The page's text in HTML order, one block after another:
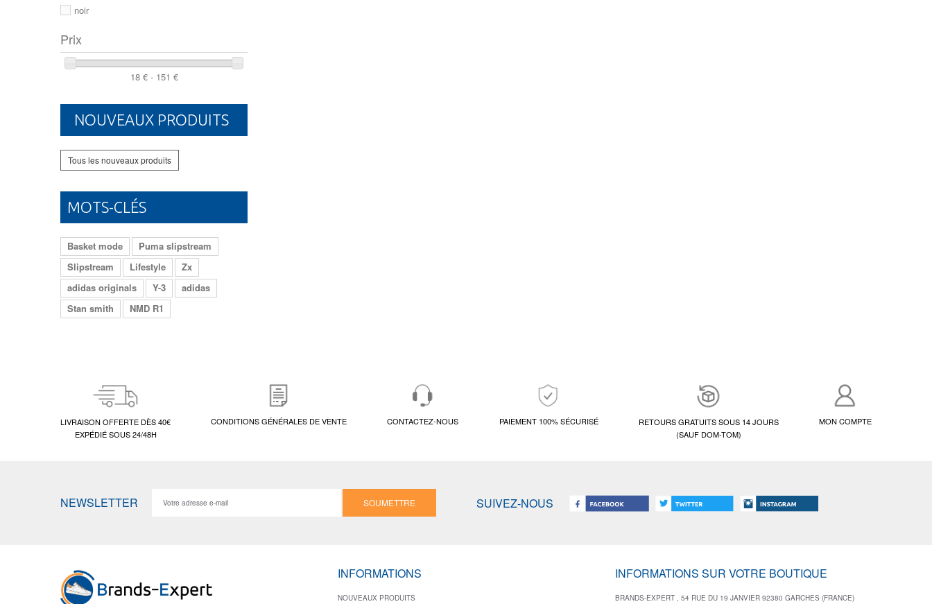
noir
Prix
18 € - 151 €
NOUVEAUX PRODUITS
Tous les nouveaux produits
MOTS-CLÉS
Basket mode
Puma slipstream
Slipstream
Lifestyle
Zx
adidas originals
Y-3
adidas
Stan smith
NMD R1
LIVRAISON OFFERTE DÈS 40€
EXPÉDIÉ SOUS 24/48H
CONDITIONS GÉNÉRALES DE VENTE CONTACTEZ-NOUS PAIEMENT 100% SÉCURISÉ
RETOURS GRATUITS SOUS 14 JOURS
(SAUF DOM-TOM)
MON COMPTE
NEWSLETTER SOUMETTRE SUIVEZ-NOUS
INFORMATIONS
NOUVEAUX PRODUITS
INFORMATIONS SUR VOTRE BOUTIQUE
BRANDS-EXPERT , 54 RUE DU 19 JANVIER 92380 GARCHES (FRANCE)